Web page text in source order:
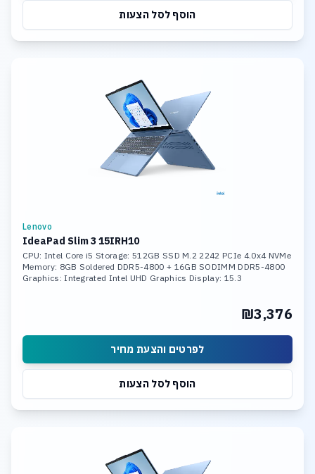
הוסף לסל הצעות
Lenovo
IdeaPad Slim 3 15IRH10
CPU: Intel Core i5 Storage: 512GB SSD M.2 2242 PCIe 4.0x4 NVMe
Memory: 8GB Soldered DDR5-4800 + 16GB SODIMM DDR5-4800
Graphics: Integrated Intel UHD Graphics Display: 15.3
₪3,376
לפרטים והצעת מחיר
הוסף לסל הצעות